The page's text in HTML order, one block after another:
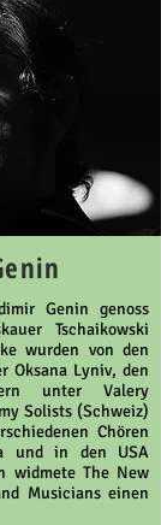
Genin genoss
Tschaikowski
wurden von den
Oksana Lyniv, den
unter Valery
Solists (Schweiz)
Chören
und in den USA
widmete The New
Musicians einen